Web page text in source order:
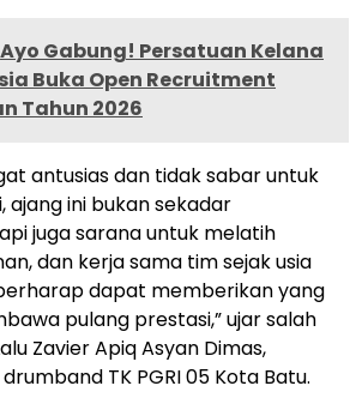
Ayo Gabung! Persatuan Kelana
Buka Open Recruitment
Tahun 2026
antusias dan tidak sabar untuk
ajang ini bukan sekadar
juga sarana untuk melatih
dan kerja sama tim sejak usia
dapat memberikan yang
pulang prestasi,” ujar salah
Zavier Apiq Asyan Dimas,
TK PGRI 05 Kota Batu.